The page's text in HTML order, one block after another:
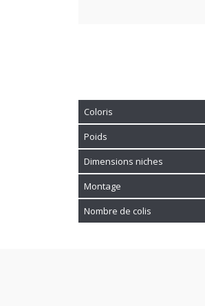
Coloris
Poids
Dimensions niches
Montage
Nombre de colis